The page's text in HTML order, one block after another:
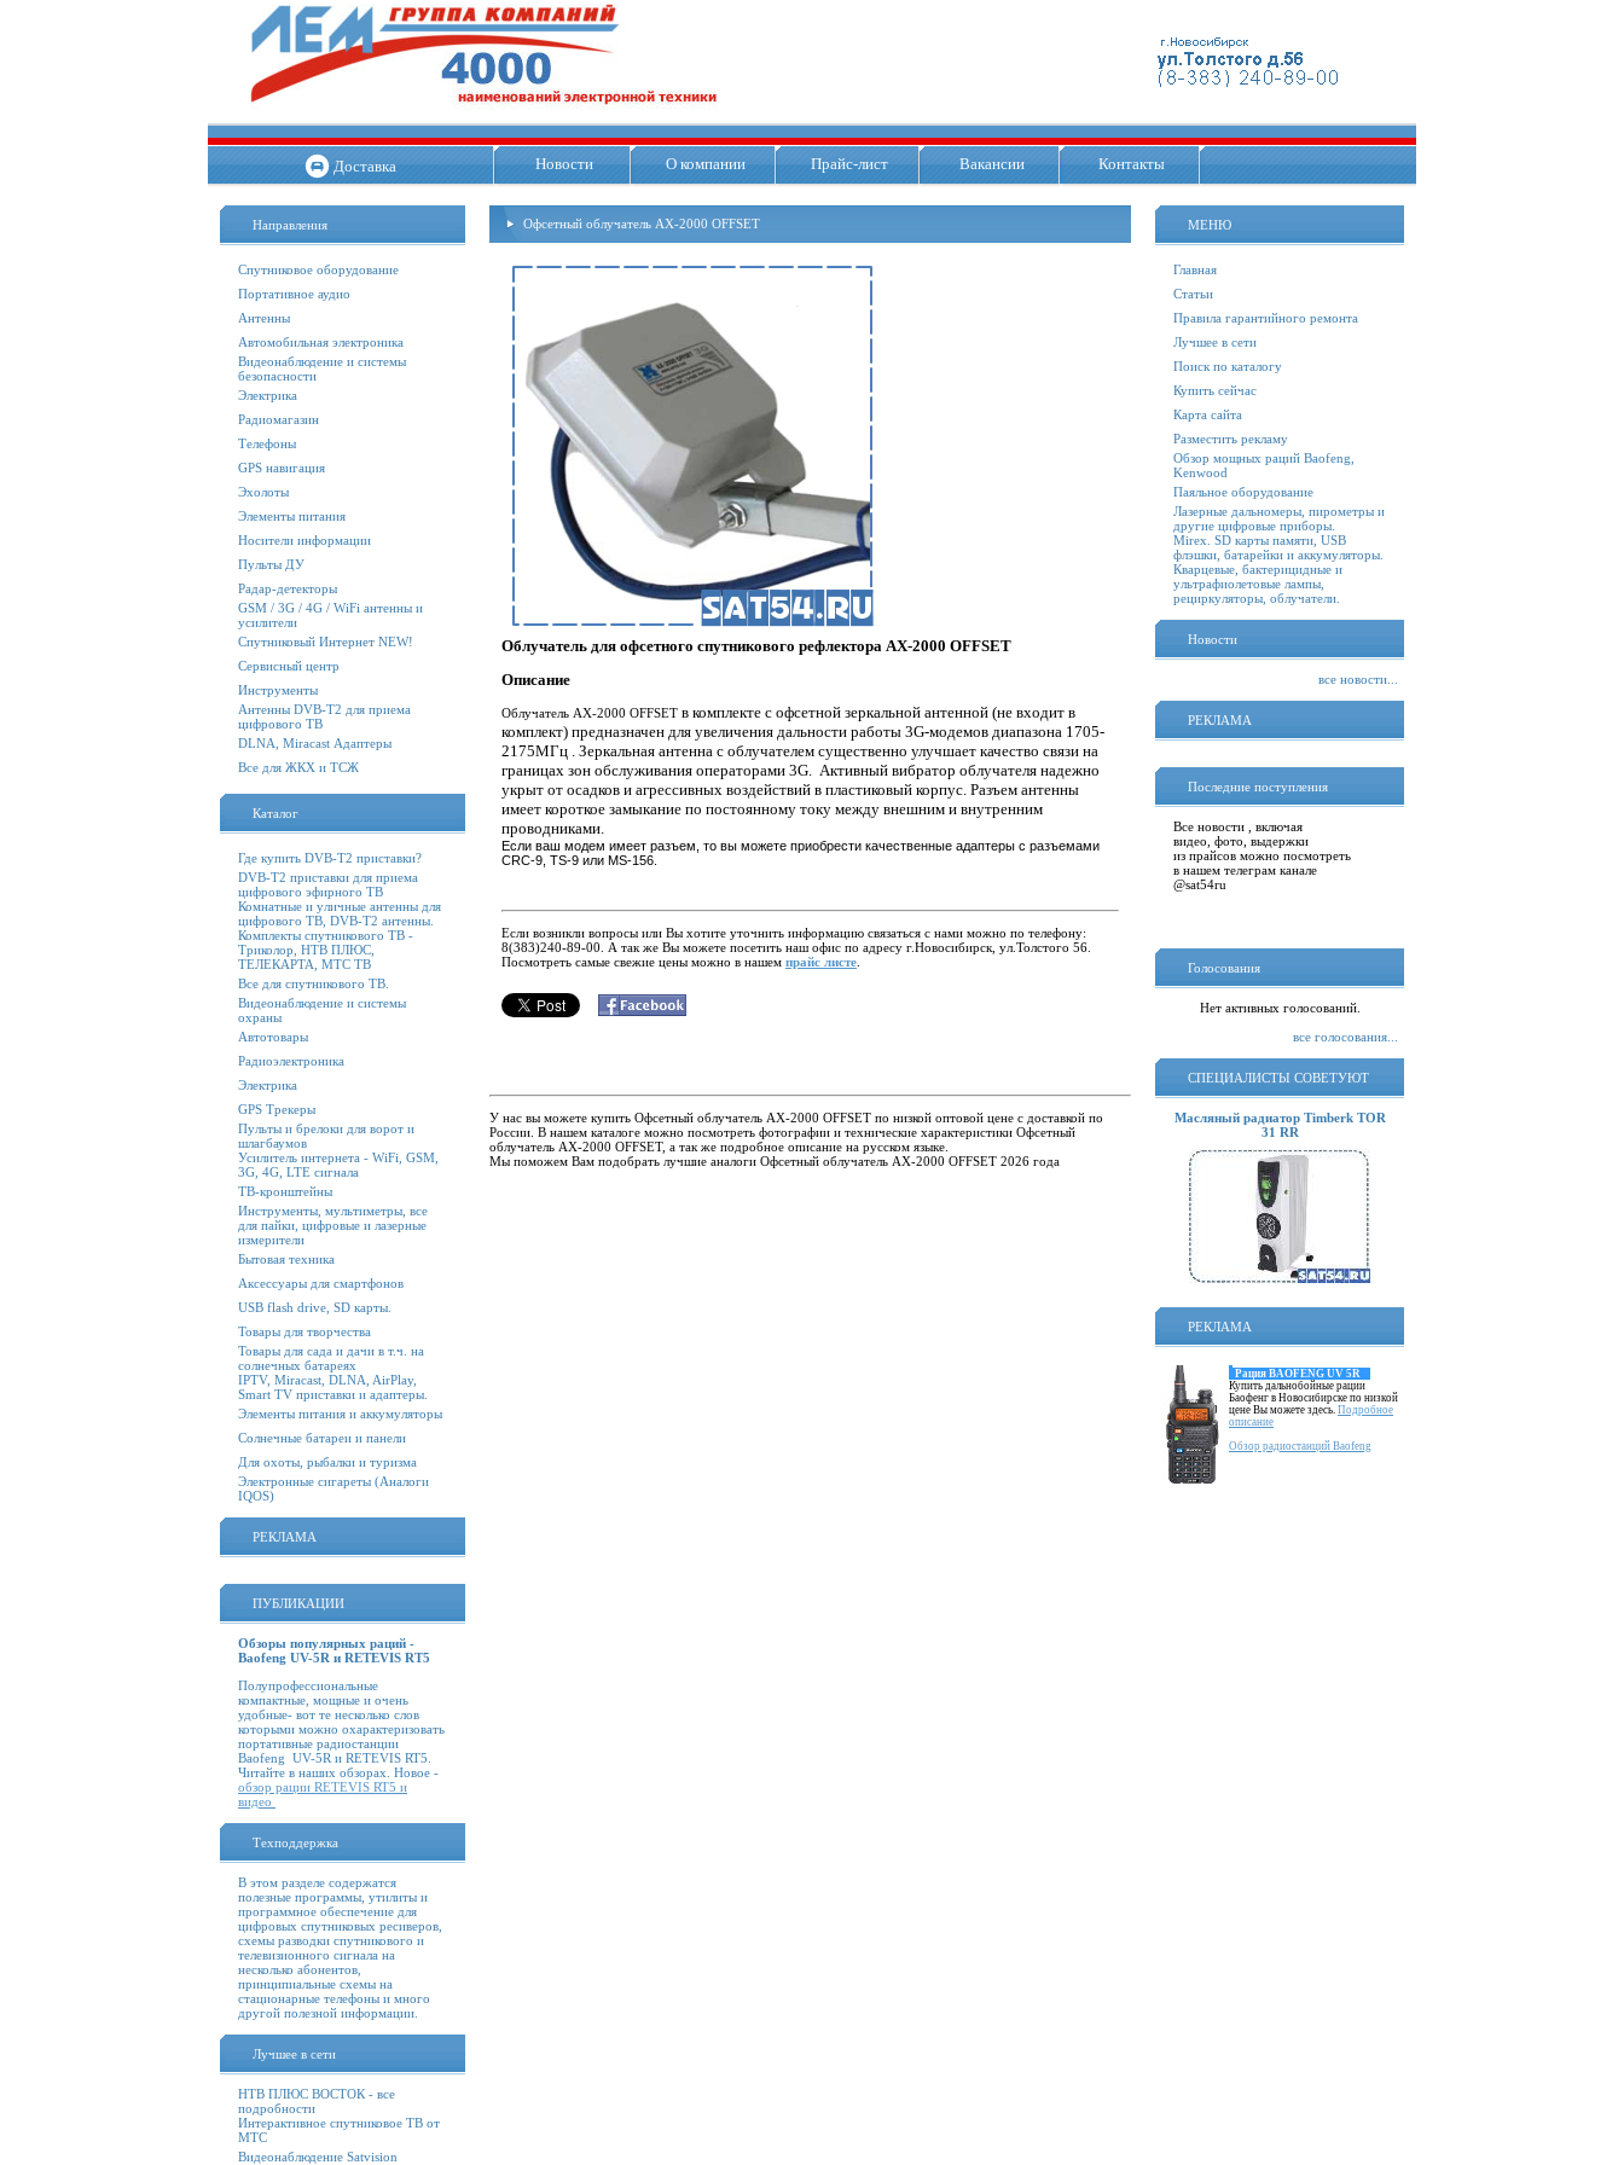
Доставка Новости О компании Прайс-лист Вакансии Контакты
Направления
Спутниковое оборудование
Портативное аудио
Антенны
Автомобильная электроника
Видеонаблюдение и системы
безопасности
Электрика
Радиомагазин
Телефоны
GPS навигация
Эхолоты
Элементы питания
Носители информации
Пульты ДУ
Радар-детекторы
GSM / 3G / 4G / WiFi антенны и
усилители
Спутниковый Интернет NEW!
Сервисный центр
Инструменты
Антенны DVB-T2 для приема
цифрового ТВ
DLNA, Miracast Адаптеры
Все для ЖКХ и ТСЖ
Каталог
Где купить DVB-T2 приставки?
DVB-T2 приставки для приема
цифрового эфирного ТВ
Комнатные и уличные антенны для
цифрового ТВ, DVB-T2 антенны.
Комплекты спутникового ТВ -
Триколор, НТВ ПЛЮС,
ТЕЛЕКАРТА, МТС ТВ
Все для спутникового ТВ.
Видеонаблюдение и системы
охраны
Автотовары
Радиоэлектроника
Электрика
GPS Трекеры
Пульты и брелоки для ворот и
шлагбаумов
Усилитель интернета - WiFi, GSM,
3G, 4G, LTE сигнала
ТВ-кронштейны
Инструменты, мультиметры, все
для пайки, цифровые и лазерные
измерители
Бытовая техника
Аксессуары для смартфонов
USB flash drive, SD карты.
Товары для творчества
Товары для сада и дачи в т.ч. на
солнечных батареях
IPTV, Miracast, DLNA, AirPlay,
Smart TV приставки и адаптеры.
Элементы питания и аккумуляторы
Солнечные батареи и панели
Для охоты, рыбалки и туризма
Электронные сигареты (Аналоги
IQOS)
РЕКЛАМА
ПУБЛИКАЦИИ
Обзоры популярных раций -
Baofeng UV-5R и RETEVIS RT5
Полупрофессиональные
компактные, мощные и очень
удобные- вот те несколько слов
которыми можно охарактеризовать
портативные радиостанции
Baofeng UV-5R и RETEVIS RT5.
Читайте в наших обзорах. Новое -
обзор рации RETEVIS RT5 и
видео
Техподдержка
В этом разделе содержатся
полезные программы, утилиты и
программное обеспечение для
цифровых спутниковых ресиверов,
схемы разводки спутникового и
телевизионного сигнала на
несколько абонентов,
принципиальные схемы на
стационарные телефоны и много
другой полезной информации.
Лучшее в сети
НТВ ПЛЮС ВОСТОК - все
подробности
Интерактивное спутниковое ТВ от
МТС
Видеонаблюдение Satvision
Офсетный облучатель AX-2000 OFFSET
Облучатель для офсетного спутникового рефлектора AX-2000 OFFSET
Описание
Облучатель AX-2000 OFFSET в комплекте с офсетной зеркальной антенной (не входит в
комплект) предназначен для увеличения дальности работы 3G-модемов диапазона 1705-
2175МГц . Зеркальная антенна с облучателем существенно улучшает качество связи на
границах зон обслуживания операторами 3G. Активный вибратор облучателя надежно
укрыт от осадков и агрессивных воздействий в пластиковый корпус. Разъем антенны
имеет короткое замыкание по постоянному току между внешним и внутренним
проводниками.
Если ваш модем имеет разъем, то вы можете приобрести качественные адаптеры с разъемами
CRC-9, TS-9 или MS-156.
Если возникли вопросы или Вы хотите уточнить информацию связаться с нами можно по телефону:
8(383)240-89-00. А так же Вы можете посетить наш офис по адресу г.Новосибирск, ул.Толстого 56.
Посмотреть самые свежие цены можно в нашем прайс листе
У нас вы можете купить Офсетный облучатель AX-2000 OFFSET по низкой оптовой цене с доставкой по
России. В нашем каталоге можно посмотреть фотографии и технические характеристики Офсетный
облучатель AX-2000 OFFSET, а так же подробное описание на русском языке.
Мы поможем Вам подобрать лучшие аналоги Офсетный облучатель AX-2000 OFFSET 2026 года
МЕНЮ
Главная
Статьи
Правила гарантийного ремонта
Лучшее в сети
Поиск по каталогу
Купить сейчас
Карта сайта
Разместить рекламу
Обзор мощных раций Baofeng,
Kenwood
Паяльное оборудование
Лазерные дальномеры, пирометры и
другие цифровые приборы.
Mirex. SD карты памяти, USB
флэшки, батарейки и аккумуляторы.
Кварцевые, бактерицидные и
ультрафиолетовые лампы,
рециркуляторы, облучатели.
Новости
все новости...
РЕКЛАМА
Последние поступления
Все новости , включая
видео, фото, выдержки
из прайсов можно посмотреть
в нашем телеграм канале
@sat54ru
Голосования
Нет активных голосований.
все голосования...
СПЕЦИАЛИСТЫ СОВЕТУЮТ
Масляный радиатор Timberk TOR
31 RR
РЕКЛАМА
Рация BAOFENG UV 5R
Купить дальнобойные рации
Баофенг в Новосибирске по низкой
цене Вы можете здесь. Подробное
описание
Обзор радиостанций Baofeng